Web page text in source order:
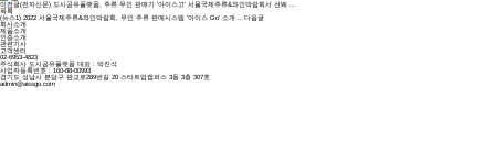
이전글(전자신문) 도시공유플랫폼, 주류 무인 판매기 '아이스고' 서울국제주류&와인박람회서 선봬 ...
목록
(뉴스1) 2022 서울국제주류&와인박람회, 무인 주류 판매시스템 '아이스 Go' 소개 ... 다음글
회사소개
제품소개
인증소개
관련기사
고객센터
02-6953-4823
주식회사 도시공유플랫폼 대표 : 박진석
사업자등록번호 : 160-88-00993
경기도 성남시 분당구 판교로289번길 20 스타트업캠퍼스 3동 3층 307호
admin@aissgo.com